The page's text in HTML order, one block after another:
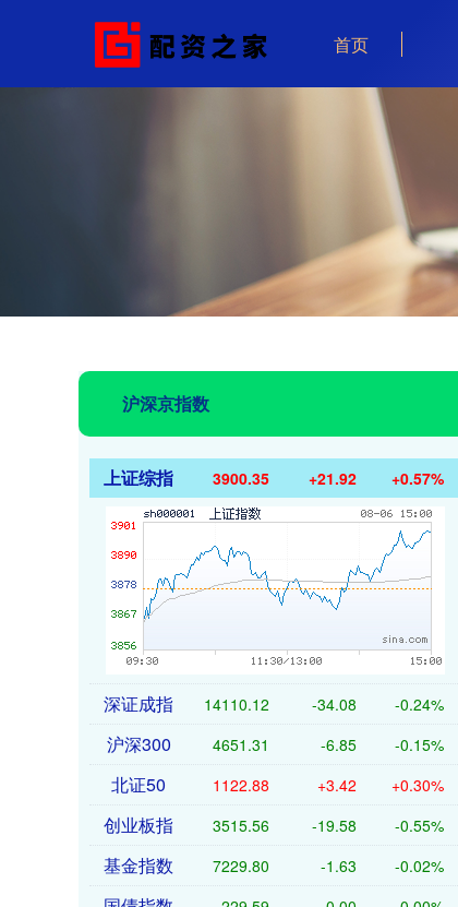
首页
沪深京指数
上证综指 3900.35 +21.92 +0.57%
深证成指 14110.12 -34.08 -0.24%
沪深300 4651.31 -6.85 -0.15%
北证50 1122.88 +3.42 +0.30%
创业板指 3515.56 -19.58 -0.55%
基金指数 7229.80 -1.63 -0.02%